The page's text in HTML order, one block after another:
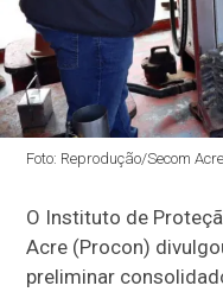
Foto: Reprodução/Secom Acre
O Instituto de
Acre (Procon)
preliminar